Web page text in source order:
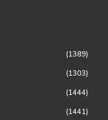
(1389)
(1303)
(1444)
(1441)